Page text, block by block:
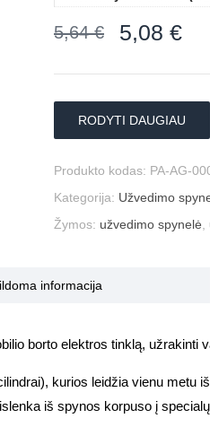
5,64€ 5,08 €
RODYTI DAUGIAU
Produkto kodas: PA-AG-
Kategorija: Užvedimo
Žymos: užvedimo spynelė
informacija
borto elektros tinklą, užrakinti
kurios leidžia vienu metu
iš spynos korpuso į